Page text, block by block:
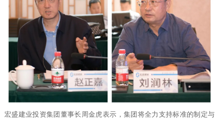
宏盛建业投资集团董事长周金虎表示，集团将全力支持标准的制定与